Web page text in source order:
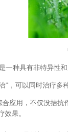
一种具有非特异性
，可以同时治疗多
应用，不仅没拮抗
效果。